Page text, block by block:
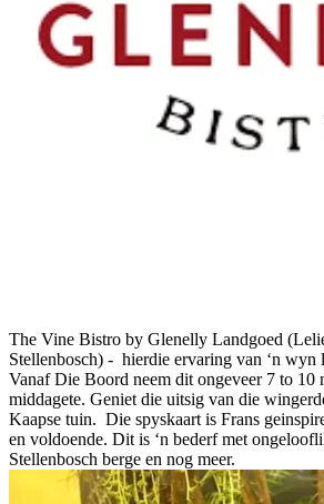
The Vine Bistro by Glenelly Landgoed
Stellenbosch) - hierdie ervaring van ‘n wyn
Vanaf Die Boord neem dit ongeveer 7 to 10
middagete. Geniet die uitsig van die
Kaapse tuin. Die spyskaart is Frans
en voldoende. Dit is ‘n bederf met
Stellenbosch berge en nog meer.